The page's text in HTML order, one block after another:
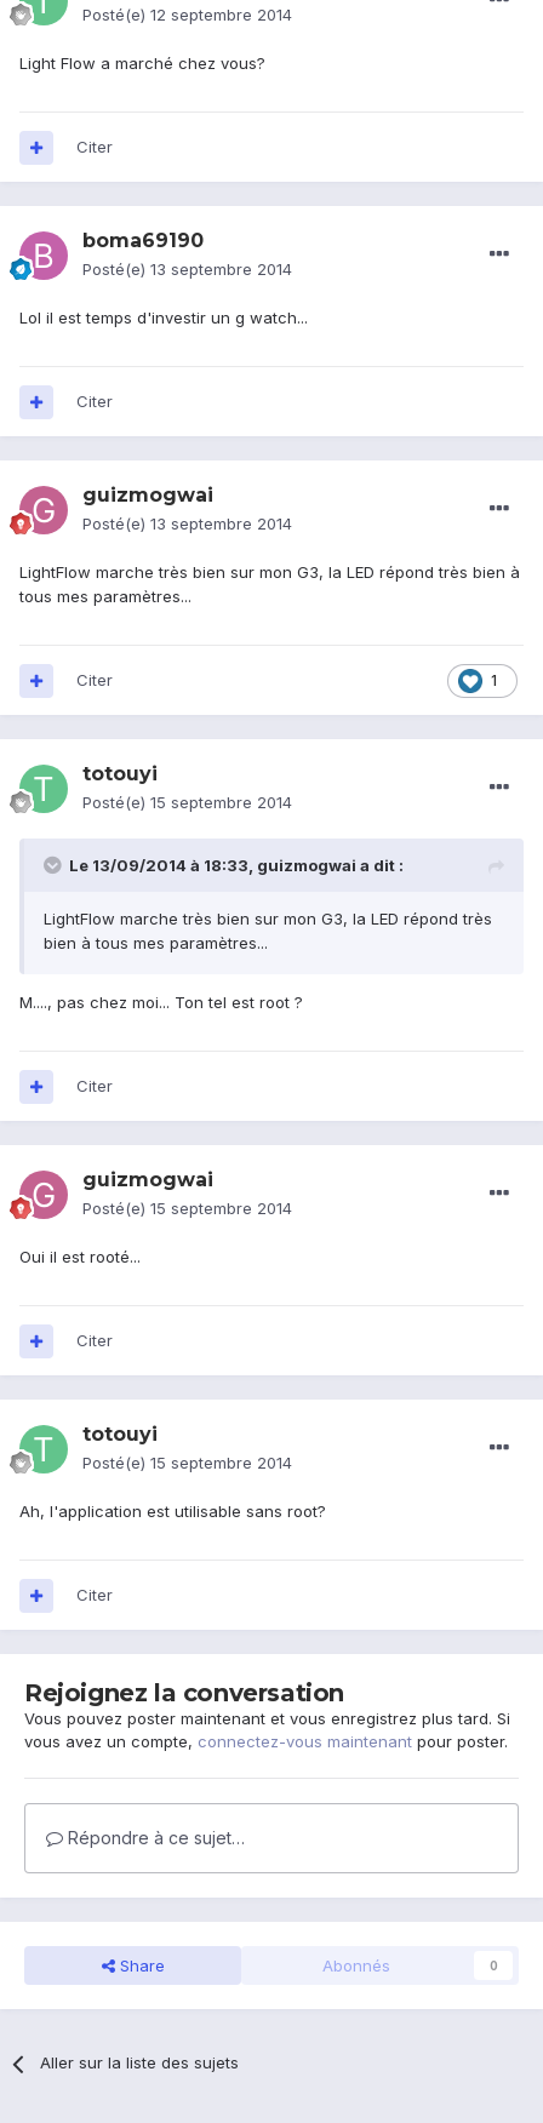
Posté(e) 12 septembre 2014
Light Flow a marché chez vous?
Citer
boma69190
Posté(e) 13 septembre 2014
Lol il est temps d'investir un g watch...
Citer
guizmogwai
Posté(e) 13 septembre 2014
LightFlow marche très bien sur mon G3, la LED répond très bien à
tous mes paramètres...
1
Citer
totouyi
Posté(e) 15 septembre 2014
Le 13/09/2014 à 18:33, guizmogwai a dit :
LightFlow marche très bien sur mon G3, la LED répond très
bien à tous mes paramètres...
M...., pas chez moi... Ton tel est root ?
Citer
guizmogwai
Posté(e) 15 septembre 2014
Oui il est rooté...
Citer
totouyi
Posté(e) 15 septembre 2014
Ah, l'application est utilisable sans root?
Citer
Rejoignez la conversation
Vous pouvez poster maintenant et vous enregistrez plus tard. Si
vous avez un compte, connectez-vous maintenant pour poster.
Répondre à ce sujet…
Share Abonnés 0
Aller sur la liste des sujets